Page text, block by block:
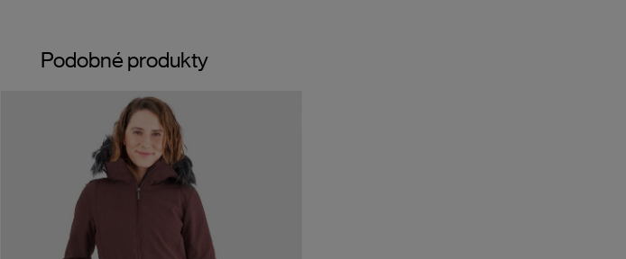
Podobné produkty